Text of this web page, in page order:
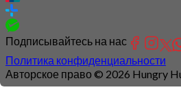
Подписывайтесь на нас
Политика конфиденциальности
Авторское право © 2026 Hungry
Connection